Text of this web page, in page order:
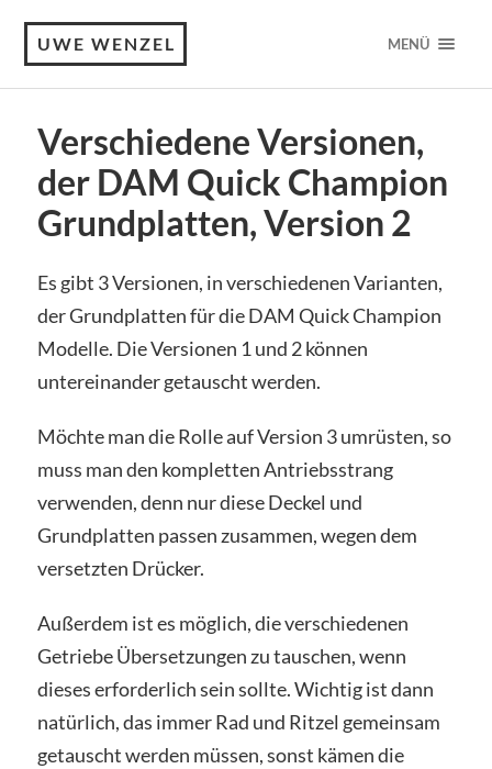
UWE WENZEL MENÜ
Verschiedene Versionen,
der DAM Quick Champion
Grundplatten, Version 2
Es gibt 3 Versionen, in verschiedenen Varianten,
der Grundplatten für die DAM Quick Champion
Modelle. Die Versionen 1 und 2 können
untereinander getauscht werden.
Möchte man die Rolle auf Version 3 umrüsten, so
muss man den kompletten Antriebsstrang
verwenden, denn nur diese Deckel und
Grundplatten passen zusammen, wegen dem
versetzten Drücker.
Außerdem ist es möglich, die verschiedenen
Getriebe Übersetzungen zu tauschen, wenn
dieses erforderlich sein sollte. Wichtig ist dann
natürlich, das immer Rad und Ritzel gemeinsam
getauscht werden müssen, sonst kämen die